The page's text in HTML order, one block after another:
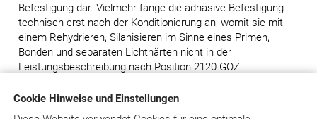
Cookie Hinweise und Einstellungen
Befestigung dar. Vielmehr fange die adhäsive Befestigung
technisch erst nach der Konditionierung an, womit sie mit
einem Rehydrieren, Silanisieren im Sinne eines Primen,
Bonden und separaten Lichthärten nicht in der
Leistungsbeschreibung nach Position 2120 GOZ